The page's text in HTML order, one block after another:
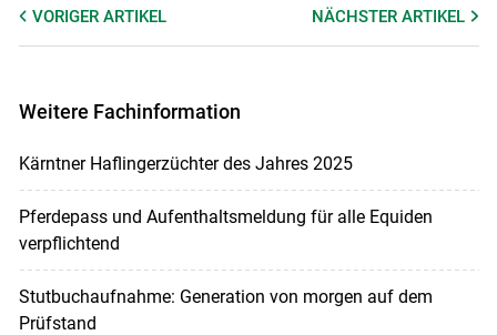
VORIGER ARTIKEL NÄCHSTERARTIKEL
Weitere Fachinformation
Kärntner Haflingerzüchter des Jahres 2025
Pferdepass und Aufenthaltsmeldung für alle Equiden
verpflichtend
Stutbuchaufnahme: Generation von morgen auf dem
Prüfstand